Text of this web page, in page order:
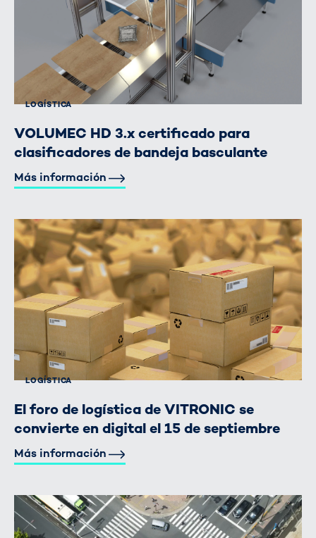
LOGÍSTICA
VOLUMEC HD 3.x certificado para
clasificadores de bandeja basculante
Más información
LOGÍSTICA
El foro de logística de VITRONIC se
convierte en digital el 15 de septiembre
Más información